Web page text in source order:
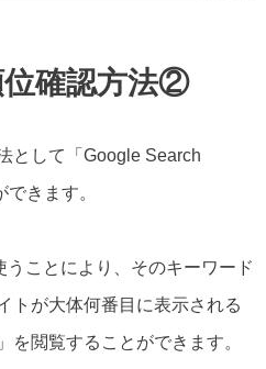
位確認方法②
として「Google Search
きます。
ことにより、そのキーワード
トが大体何番目に表示される
を閲覧することができます。